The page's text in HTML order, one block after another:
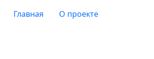
Главная О проекте